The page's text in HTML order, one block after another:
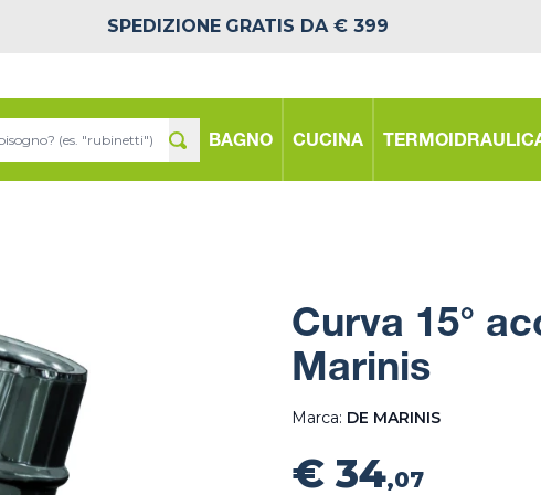
SPEDIZIONE GRATIS DA € 399
BAGNO CUCINA
Curva 15°
Marinis
Marca: DE MARINIS
€ 34,07